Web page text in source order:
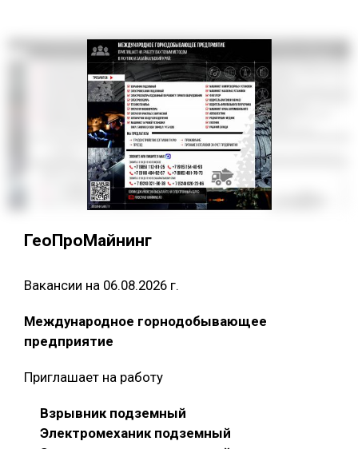
ГеоПроМайнинг
Вакансии на 06.08.2026 г.
Международное горнодобывающее
предприятие
Приглашает на работу
Взрывник подземный
Электромеханик подземный